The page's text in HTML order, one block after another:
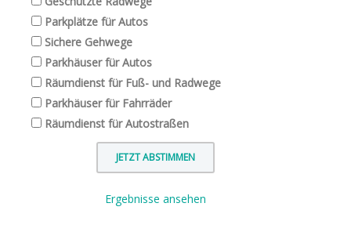
Parkplätze für Autos
Sichere Gehwege
Parkhäuser für Autos
Räumdienst für Fuß- und Radwege
Parkhäuser für Fahrräder
Räumdienst für Autostraßen
Ergebnisse ansehen